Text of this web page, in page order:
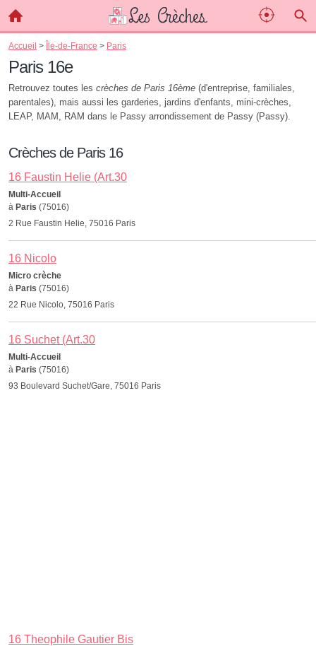
Accueil > Île-de-France > Paris
Paris 16e
Retrouvez toutes les crèches de Paris 16ème (d'entreprise, familiales,
parentales), mais aussi les garderies, jardins d'enfants, mini-crèches,
LEAP, MAM, RAM dans le Passy arrondissement de Passy (Passy).
Crèches de Paris 16
16 Faustin Helie (Art.30
Multi-Accueil
à Paris (75016)
2 Rue Faustin Helie, 75016 Paris
16 Nicolo
Micro crèche
à Paris (75016)
22 Rue Nicolo, 75016 Paris
16 Suchet (Art.30
Multi-Accueil
à Paris (75016)
93 Boulevard Suchet/Gare, 75016 Paris
16 Theophile Gautier Bis